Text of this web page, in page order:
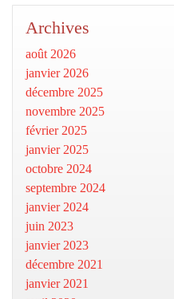
Archives
août 2026
janvier 2026
décembre 2025
novembre 2025
février 2025
janvier 2025
octobre 2024
septembre 2024
janvier 2024
juin 2023
janvier 2023
décembre 2021
janvier 2021